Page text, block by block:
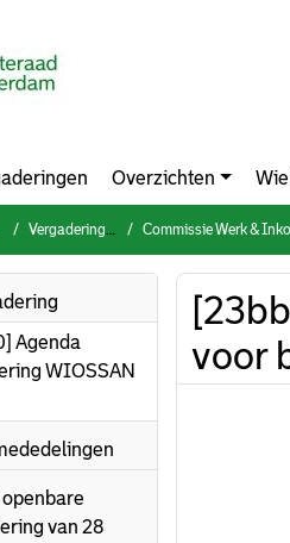
Overzichten
Vergaderingen Commissie Werk & Inkomen, Onderwijs,
Agenda
WIOSSAN
van 28
voor